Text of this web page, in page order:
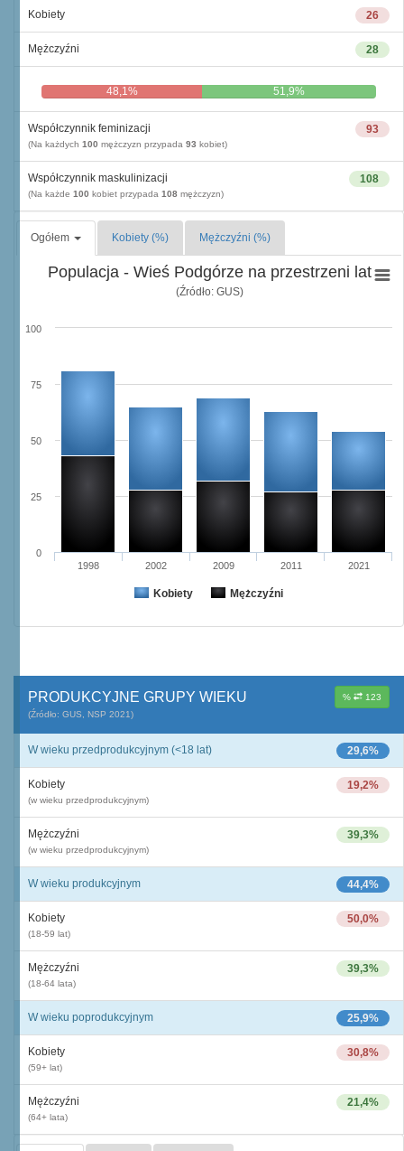
26
Kobiety
28
Mężczyźni
48,1% 51,9%
93
Współczynnik feminizacji
(Na każdych 100 mężczyzn przypada 93 kobiet)
108
Współczynnik maskulinizacji
(Na każde 100 kobiet przypada 108 mężczyzn)
Ogółem Kobiety (%) Mężczyźni (%)
Populacja - Wieś Podgórze na przestrzeni lat
(Źródło: GUS)
Kobiety Mężczyźni
1998 2002 2009 2011 2021
0
25
50
75
100
% 123
PRODUKCYJNE GRUPY WIEKU
(Źródło: GUS, NSP 2021)
29,6%
W wieku przedprodukcyjnym (<18 lat)
19,2%
Kobiety
(w wieku przedprodukcyjnym)
39,3%
Mężczyźni
(w wieku przedprodukcyjnym)
44,4%
W wieku produkcyjnym
50,0%
Kobiety
(18-59 lat)
39,3%
Mężczyźni
(18-64 lata)
25,9%
W wieku poprodukcyjnym
30,8%
Kobiety
(59+ lat)
21,4%
Mężczyźni
(64+ lata)